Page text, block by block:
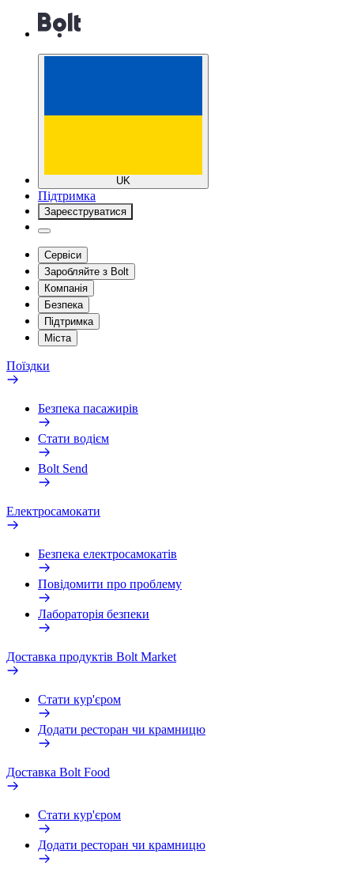
UK
Підтримка
Зареєструватися
Сервіси
Заробляйте з Bolt
Компанія
Безпека
Підтримка
Міста
Поїздки
Безпека пасажирів
Стати водієм
Bolt Send
Електросамокати
Безпека електросамокатів
Повідомити про проблему
Лабораторія безпеки
Доставка продуктів Bolt Market
Стати кур'єром
Додати ресторан чи крамницю
Доставка Bolt Food
Стати кур'єром
Додати ресторан чи крамницю